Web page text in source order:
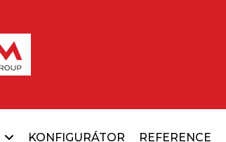
KONFIGURÁTOR REFERENCE